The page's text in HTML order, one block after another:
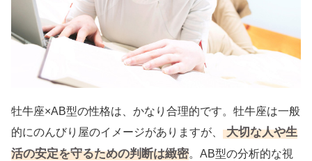
牡牛座×AB型の性格は、かなり合理的です。牡牛座は一般
的にのんびり屋のイメージがありますが、
大切な人や生
活の安定を守るための判断は緻密。AB型の分析的な視